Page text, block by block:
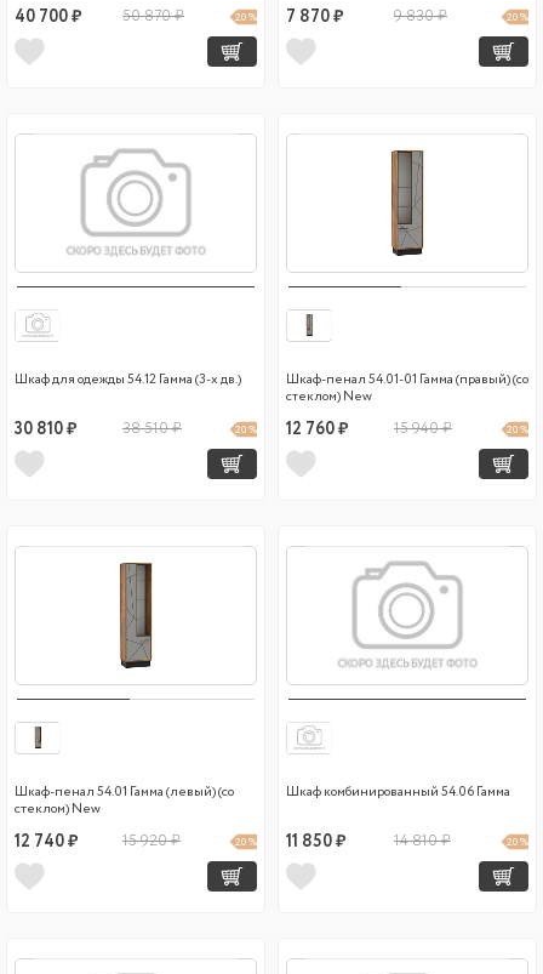
40 700 ₽ 50 870 ₽ 20 % 7 870 ₽ 9 830 ₽ 20 %
Шкаф для одежды 54.12 Гамма (3-х дв.)
30 810 ₽ 38 510 ₽ 20 %
Шкаф-пенал 54.01-01 Гамма (правый) (со
стеклом) New
12 760 ₽ 15 940 ₽ 20 %
Шкаф-пенал 54.01 Гамма (левый) (со
стеклом) New
12 740 ₽ 15 920 ₽ 20 %
Шкаф комбинированный 54.06 Гамма
11 850 ₽ 14 810 ₽ 20 %